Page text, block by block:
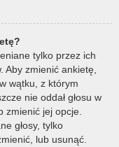
tylko przez ich
zmienić ankietę,
wątku, z którym
nie oddał głosu w
zmienić jej opcje.
głosy, tylko
lub usunąć.